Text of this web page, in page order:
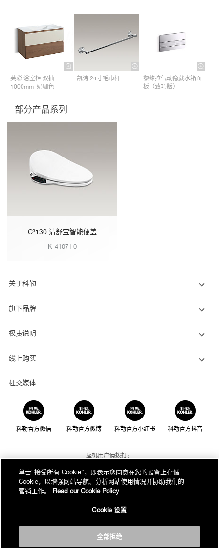
芙彩 浴室柜 双抽
1000mm–奶咖色
凯诗 24寸毛巾杆​
黎维拉气动隐藏水箱面
板（致巧版）
部分产品系列
C³130 清舒宝智能便盖
K-4107T-0
关于科勒
旗下品牌
权责说明
线上购买
社交媒体
科勒官方微信 科勒官方微博 科勒官方小红书 科勒官方抖音
座机用户请拨打：
800-820-2628
手机用户请拨打：
400-820-2628
我们的电话服务时间为：
单击“接受所有 Cookie”，即表示您同意在您的设备上存储
Cookie，以增强网站导航、分析网站使用情况并协助我们的
营销工作。
Read our Cookie Policy
Cookie 设置
全部拒绝